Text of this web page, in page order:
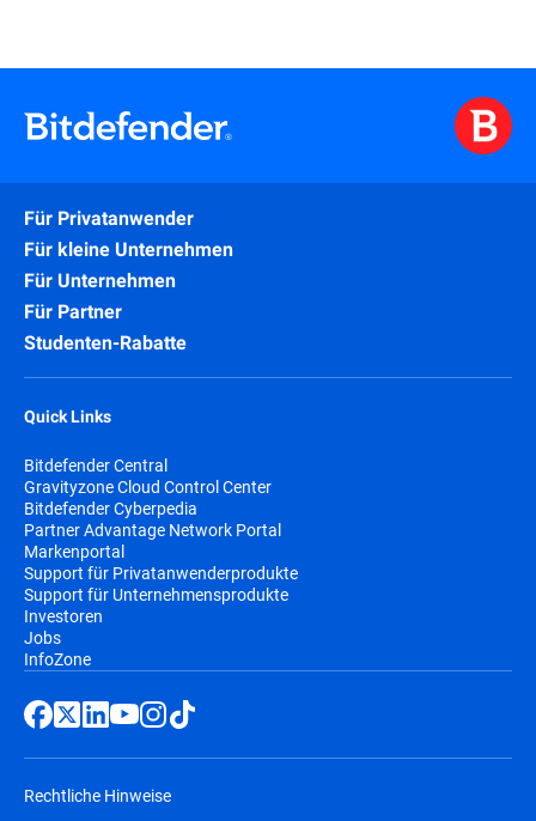
Für Privatanwender
Für kleine Unternehmen
Für Unternehmen
Für Partner
Studenten-Rabatte
Quick Links
Bitdefender Central
Gravityzone Cloud Control Center
Bitdefender Cyberpedia
Partner Advantage Network Portal
Markenportal
Support für Privatanwenderprodukte
Support für Unternehmensprodukte
Investoren
Jobs
InfoZone
Rechtliche Hinweise